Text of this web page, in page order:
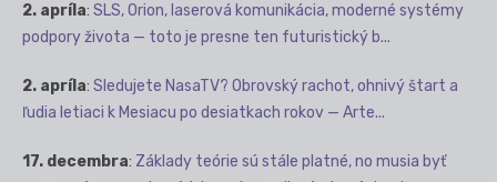
2. apríla: SLS, Orion, laserová komunikácia, moderné systémy
podpory života — toto je presne ten futuristický b...
2. apríla: Sledujete NasaTV? Obrovský rachot, ohnivý štart a
ľudia letiaci k Mesiacu po desiatkach rokov — Arte...
17. decembra: Základy teórie sú stále platné, no musia byť